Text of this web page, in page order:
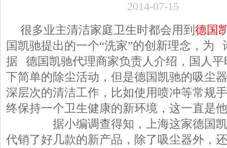
2014-07-15
很多业主清洁家庭卫生时都会用到 德国
国凯驰提出的一个“洗家”的创新理念，为
据 德国凯驰代理商家负责人介绍，国人
下简单的除尘活动，但是德国凯驰的吸尘
深层次的清洁工作，比如使用喷冲等常规
终保持一个卫生健康的新环境，这一直是
据小编调查得知，上海这家德国
代销了好几款的新产品，除了吸尘器外，